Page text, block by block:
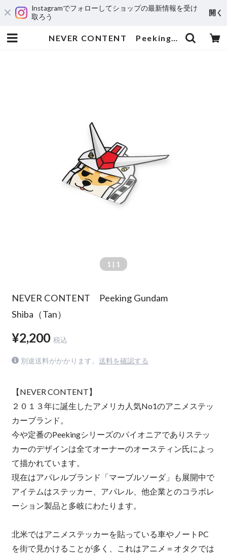
Instagramでフォローしてショップの最新情報を受け
取ろう
開く
NEVER CONTENT Peeking Gundam Shiba（Tan） | 輸入アニメステッカー専門店 SUNSET Stickers Store
1 | 1
NEVER CONTENT Peeking Gundam
Shiba（Tan）
¥2,200 税込
別途送料がかかります。 送料を確認する
【NEVER CONTENT】
２０１３年に誕生したアメリカ人気No1のアニメステッ
カーブランド。
今や定番のPeekingシリーズのパイオニアでありステッ
カーのデザインは全てオーナーのオースティン氏によっ
て描かれています。
現在はアパレルブランド「マーブルソーダ」も展開中で
アイテムはステッカー、アパレル、他企業とのコラボレ
ーション製品と多岐にわたります。
北米ではアニメステッカーを貼っている車やノートPC
を街で見かけることが多く、これはアニメ＝オタクでは